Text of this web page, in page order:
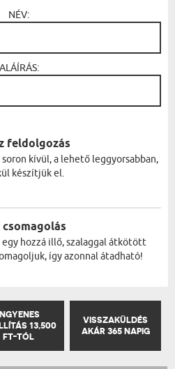
NÉV:
ALÁÍRÁS:
feldolgozás
kívül, a lehető leggyorsabban,
készítjük el.
egy hozzá illő, szalaggal átkötött
így azonnal átadható!
13,500
FT-TÓL
VISSZAKÜLDÉS
AKÁR 365 NAPIG